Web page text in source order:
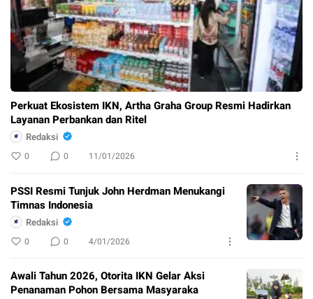
Perkuat Ekosistem IKN, Artha Graha Group Resmi Hadirkan
Layanan Perbankan dan Ritel
Redaksi
0 0 11/01/2026
PSSI Resmi Tunjuk John Herdman Menukangi
Timnas Indonesia
Redaksi
0 0 4/01/2026
Awali Tahun 2026, Otorita IKN Gelar Aksi
Penanaman Pohon Bersama Masyaraka